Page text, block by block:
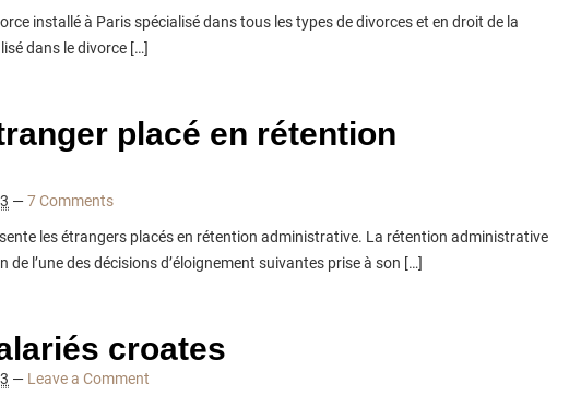
installé à Paris spécialisé dans tous les types de divorces et en droit de la
dans le divorce […]
placé en rétention
—7 Comments
les étrangers placés en rétention administrative. La rétention administrative
de l’une des décisions d’éloignement suivantes prise à son […]
croates
— Leave a Comment